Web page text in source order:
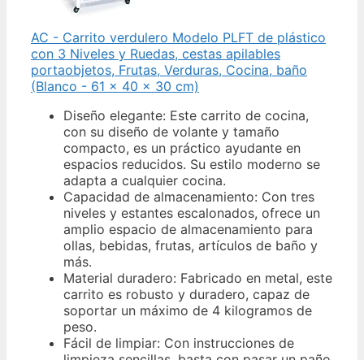
AC - Carrito verdulero Modelo PLFT de plástico
con 3 Niveles y Ruedas, cestas apilables
portaobjetos, Frutas, Verduras, Cocina, baño
(Blanco - 61 x 40 x 30 cm)
Diseño elegante: Este carrito de cocina,
con su diseño de volante y tamaño
compacto, es un práctico ayudante en
espacios reducidos. Su estilo moderno se
adapta a cualquier cocina.
Capacidad de almacenamiento: Con tres
niveles y estantes escalonados, ofrece un
amplio espacio de almacenamiento para
ollas, bebidas, frutas, artículos de baño y
más.
Material duradero: Fabricado en metal, este
carrito es robusto y duradero, capaz de
soportar un máximo de 4 kilogramos de
peso.
Fácil de limpiar: Con instrucciones de